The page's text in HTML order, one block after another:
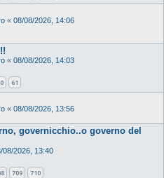
« 08/08/2026, 14:06
« 08/08/2026, 14:03
61
« 08/08/2026, 13:56
governicchio..o governo del
08/2026, 13:40
709 710